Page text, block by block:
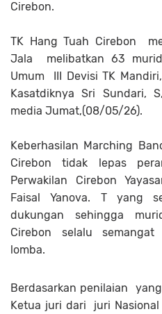
Cirebon.
TK Hang Tuah Cirebon
Jala melibatkan 63
Umum III Devisi TK
Kasatdiknya Sri Sundari,
media Jumat,(08/05/26).
Keberhasilan Marching
Cirebon tidak lepas
Perwakilan Cirebon
Faisal Yanova. T yang
dukungan sehingga
Cirebon selalu
lomba.
Berdasarkan penilaian
Ketua juri dari juri